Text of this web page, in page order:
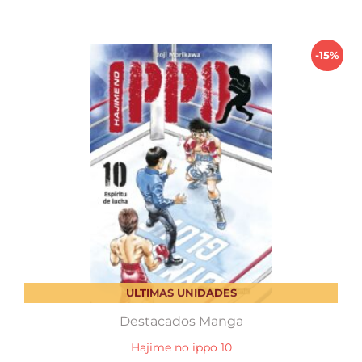
-15%
ULTIMAS UNIDADES
Destacados Manga
Hajime no ippo 10